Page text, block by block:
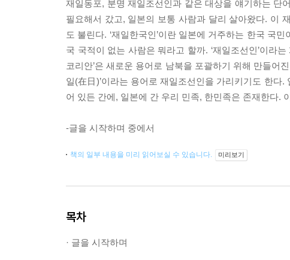
재일동포, 분명 재일조선인과 같은 대상을 얘기하는 단
필요해서 갔고, 일본의 보통 사람과 달리 살아왔다. 이 재
도 불린다. ‘재일한국인’이란 일본에 거주하는 한국 국
국 국적이 없는 사람은 뭐라고 할까. ‘재일조선인’이라
코리안’은 새로운 용어로 남북을 포괄하기 위해 만들어
일(在日)’이라는 용어로 재일조선인을 가리키기도 한
어 있든 간에, 일본에 간 우리 민족, 한민족은 존재한다.
-글을 시작하며 중에서
책의 일부 내용을 미리 읽어보실 수 있습니다. 미리보기
목차
· 글을 시작하며